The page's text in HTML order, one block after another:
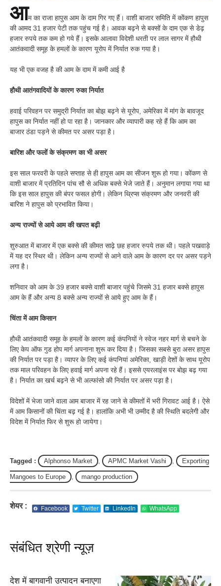
आम का राजा हापुस आम के दाम गिर गए हैं। वाशी बाजार समिति में कोंकण हापुस
की आमद 31 हजार पेटी तक पहुंच गई है। आवक बढ़ने से बक्सों के दाम एक से डेढ़
हजार रुपये तक कम हो गये हैं। इसके आलावा विदेशी धरती पर लाल सागर में हौथी
आतंकवादी समूह के हमलों के कारण यूरोप में निर्यात रुक गया है।
यह भी एक वजह है की आम के दाम में कमी आई है
हौथी आतंगवादियों के कारण रुका निर्यात
हवाई परिवहन पर समुद्री निर्यात का बोझ बढ़ने से यूरोप, अमेरिका में मांग के बावजूद
हापुस का निर्यात नहीं हो पा रहा है। जानकार और व्यापारी कह रहे हैं कि आम का
बाजार ठंडा पड़ने से कीमत पर असर पड़ा है।
बारिश और फलों के संक्रमण का भी असर
इस साल फरवरी के पहले सप्ताह से ही हापुस आम का सीजन शुरू हो गया। कोंकण से
वाशी बाजार में प्रतिदिन पांच सौ से अधिक बक्से भेजे जाते हैं। अनुमान लगाया गया था
कि इस साल हापुस की बंपर फसल होगी। लेकिन थ्रिप्स संक्रमण और जनवरी की
बारिश ने हापुस को प्रभावित किया।
अन्य राज्यों से आये आम की खपत बढ़ी
शुरुआत में बाजार में एक बक्से की कीमत साढ़े छह हजार रुपये तक थी। पहले पखवाड़े
में यह दर स्थिर थी। लेकिन अन्य राज्यों से आने वाले आम के कारण दर पर असर पड़ने
लगा है।
शनिवार को आम के 39 हजार बक्से वाशी बाजार पहुंचे जिसमे 31 हजार बक्से हापुस
आम के हैं और अन्य 8 बक्से अन्य राज्यों से आये हुए आम के हैं।
चिंता में आम किसान
हौथी आतंकवादी समूह के हमलों के कारण कई कंपनियों ने स्वेज नहर मार्ग से बचने के
लिए केप ऑफ गुड होप मार्ग अपनाना शुरू कर दिया है। जिसका सबसे बुरा असर हापुस
की निर्यात पर पड़ा है। व्यापर के लिए कई कंपनियां अमेरिका, खाड़ी देशों के साथ यूरोप
तक माल परिवहन के लिए हवाई मार्ग अपना रहे हैं। इससे एयरलाइंस पर बोझ बढ़ गया
है। निर्यात का खर्च बढ़ने से भी अल्फांसो की निर्यात पर असर पड़ा है।
विदेशों में भेजा जाने वाला आम बाजार में रह जाने से कीमतों में भरी गिरावट आई है। ऐसे
में आम किसानों की चिंता बढ़ गई है। हालांकि अभी भी उम्मीद है की स्थिति बदलेगी और
विदेश में निर्यात फिर से शुरू हो जायेगा।
Tagged : Alphonso Market APMC Market Vashi Exporting
Mangoes to Europe mango production
शेयर : Facebook Twitter LinkedIn WhatsApp
संबंधित श्रेणी न्यूज़
देश में बागवानी उत्पादन बनाएगा